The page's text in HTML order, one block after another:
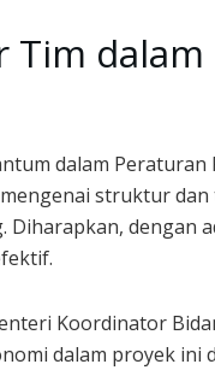
dalam
dalam
struktur
dengan
Koordinator
dalam proyek ini